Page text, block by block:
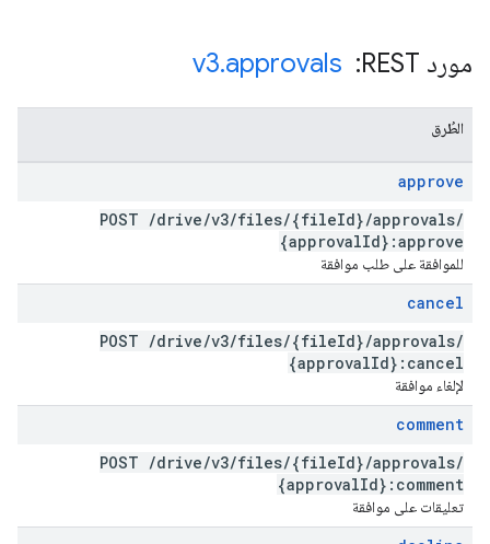
مورد REST: ‏ v3.approvals
الطُرق
approve
POST /drive/v3/files/{fileId}/approvals/
{approvalId}:approve
للموافقة على طلب موافقة
cancel
POST /drive/v3/files/{fileId}/approvals/
{approvalId}:cancel
لإلغاء موافقة
comment
POST /drive/v3/files/{fileId}/approvals/
{approvalId}:comment
تعليقات على موافقة